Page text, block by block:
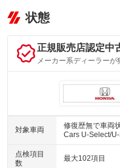
状態
正規販売店認定中
メーカー系ディーラー
対象車両
修復歴無で車両
Cars U-Select/
点検項目
数
最大102項目